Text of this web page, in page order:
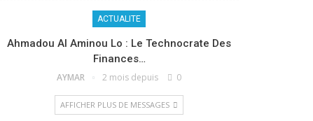
ACTUALITE
Ahmadou Al Aminou Lo : Le Technocrate Des
Finances…
AYMAR 2 mois depuis 0
AFFICHER PLUS DE MESSAGES